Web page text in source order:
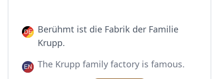
Berühmt ist die Fabrik der Familie
Krupp.
The Krupp family factory is famous.